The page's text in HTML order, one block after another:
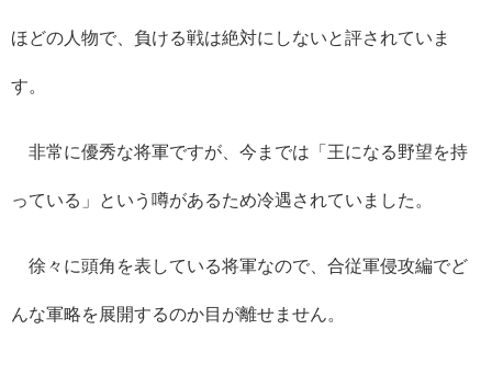
ほどの人物で、負ける戦は絶対にしないと評されていま
す。
非常に優秀な将軍ですが、今までは「王になる野望を持
っている」という噂があるため冷遇されていました。
徐々に頭角を表している将軍なので、合従軍侵攻編でど
んな軍略を展開するのか目が離せません。